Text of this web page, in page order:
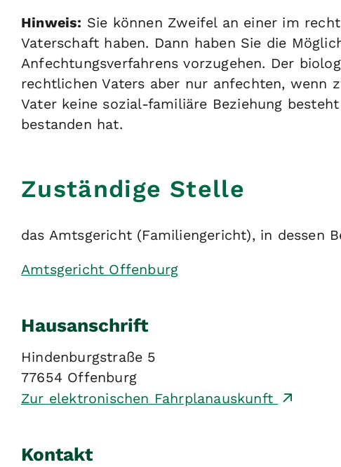
Hinweis: Sie können Zweifel an einer im
Vaterschaft haben. Dann haben Sie die
Anfechtungsverfahrens vorzugehen. Der
rechtlichen Vaters aber nur anfechten, wenn
Vater keine sozial-familiäre Beziehung
bestanden hat.
Zuständige Stelle
das Amtsgericht (Familiengericht), in dessen
Amtsgericht Offenburg
Hausanschrift
Hindenburgstraße 5
77654 Offenburg
Zur elektronischen Fahrplanauskunft
Kontakt